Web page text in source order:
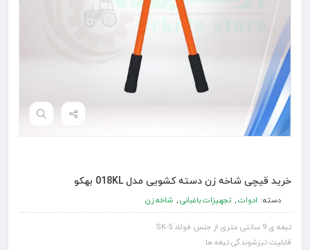
خرید قیچی شاخه زن دسته کشویی مدل 018KL بهکو
دسته: ادوات, تجهیزات باغبانی, شاخه زن
تیغه ‌ی 9 سانتی ‌متری از جنس فولاد SK-5
قابلیت تیزشوندگی تیغه ها